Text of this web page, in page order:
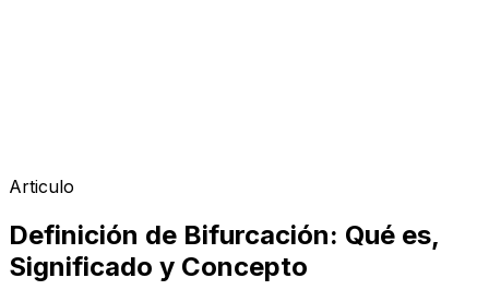
Articulo
Definición de Bifurcación: Qué es,
Significado y Concepto